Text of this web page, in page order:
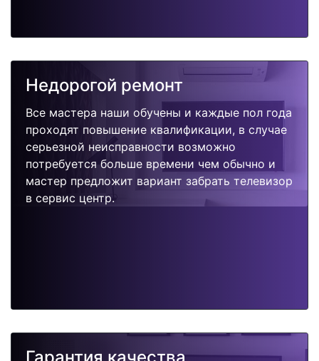
Недорогой ремонт
Все мастера наши обучены и каждые пол года
проходят повышение квалификации, в случае
серьезной неисправности возможно
потребуется больше времени чем обычно и
мастер предложит вариант забрать телевизор
в сервис центр.